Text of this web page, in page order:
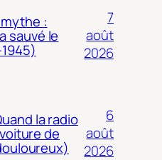
mythe :
sauvé le
7
août
2026
la radio
de
6
août
2026